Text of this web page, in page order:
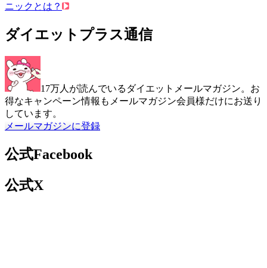
ニックとは？
ダイエットプラス通信
17万人が読んでいるダイエットメールマガジン。お
得なキャンペーン情報もメールマガジン会員様だけにお送り
しています。
メールマガジンに登録
公式Facebook
公式X